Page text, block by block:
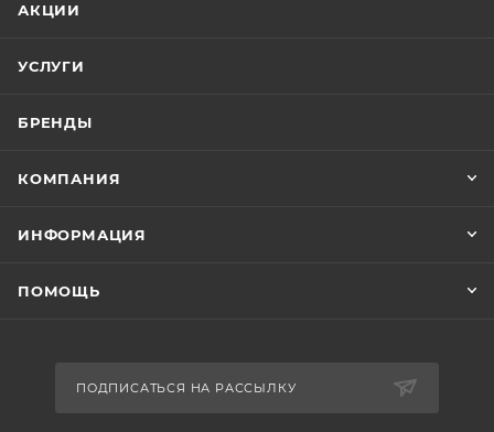
АКЦИИ
УСЛУГИ
БРЕНДЫ
КОМПАНИЯ
ИНФОРМАЦИЯ
ПОМОЩЬ
ПОДПИСАТЬСЯ НА РАССЫЛКУ